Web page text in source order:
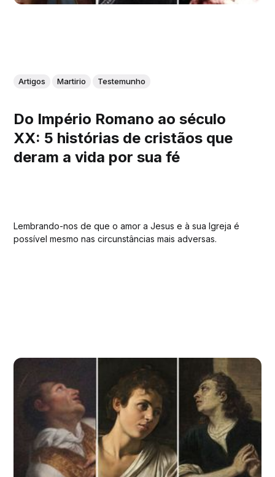
Artigos Martirio Testemunho
Do Império Romano ao século
XX: 5 histórias de cristãos que
deram a vida por sua fé
Lembrando-nos de que o amor a Jesus e à sua Igreja é
possível mesmo nas circunstâncias mais adversas.